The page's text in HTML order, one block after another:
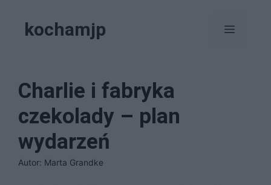
kochamjp Menu
Charlie i fabryka
czekolady – plan
wydarzeń
Autor: Marta Grandke